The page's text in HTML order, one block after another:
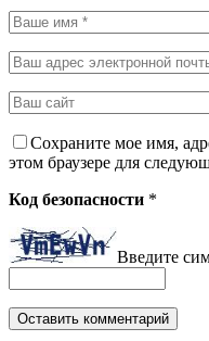
Сохраните мое имя,
этом браузере для
Код безопасности *
Введите